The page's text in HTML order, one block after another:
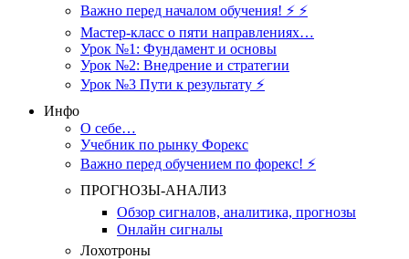
Важно перед началом обучения! ⚡ ⚡
Мастер-класс о пяти направлениях…
Урок №1: Фундамент и основы
Урок №2: Внедрение и стратегии
Урок №3 Пути к результату ⚡️
Инфо
О себе…
Учебник по рынку Форекс
Важно перед обучением по форекс! ⚡
ПРОГНОЗЫ-АНАЛИЗ
Обзор сигналов, аналитика, прогнозы
Онлайн сигналы
Лохотроны